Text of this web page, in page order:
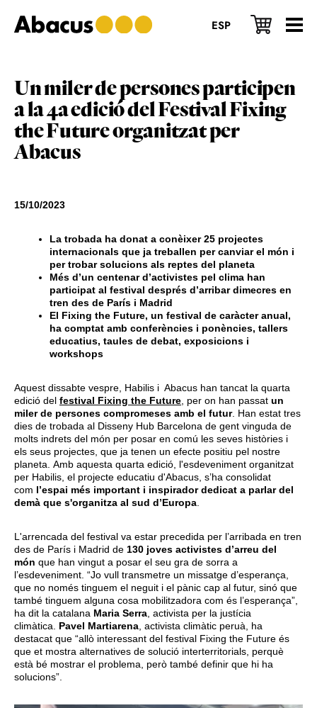
to
main
to
primary
to
footer
ESP
Un miler depersones participen
a la 4a edició del Festival Fixing
the Future organitzat per
Abacus
15/10/2023
La trobada ha donat a conèixer 25 projectes
internacionals que ja treballen per canviar el món i
per trobar solucions als reptes del planeta
Més d’un centenar d’activistes pel clima han
participat al festival després d’arribar dimecres en
tren des de París i Madrid
El Fixing the Future, un festival de caràcter anual,
ha comptat amb conferències i ponències, tallers
educatius, taules de debat, exposicions i
workshops
Aquest dissabte vespre, Habilis i Abacus han tancat la quarta
edició del festival Fixing the Future , per on han passat un
miler de persones compromeses amb el futur. Han estat tres
dies de trobada al Disseny Hub Barcelona de gent vinguda de
molts indrets del món per posar en comú les seves històries i
els seus projectes, que ja tenen un efecte positiu pel nostre
planeta. Amb aquesta quarta edició, l'esdeveniment organitzat
per Habilis, el projecte educatiu d'Abacus, s’ha consolidat
com l’espai més important i inspirador dedicat a parlar del
demà que s'organitza al sud d’Europa
L'arrencada del festival va estar precedida per l’arribada en tren
des de París i Madrid de 130 joves activistes d’arreu del
món que han vingut a posar el seu gra de sorra a
l’esdeveniment. “Jo vull transmetre un missatge d’esperança,
que no només tinguem el neguit i el pànic cap al futur, sinó que
també tinguem alguna cosa mobilitzadora com és l’esperança”,
ha dit la catalana Maria Serra , activista per la justícia
climàtica. Pavel Martiarena , activista climàtic peruà, ha
destacat que “allò interessant del festival Fixing the Future és
que et mostra alternatives de solució interterritorials, perquè
està bé mostrar el problema, però també definir que hi ha
solucions”.